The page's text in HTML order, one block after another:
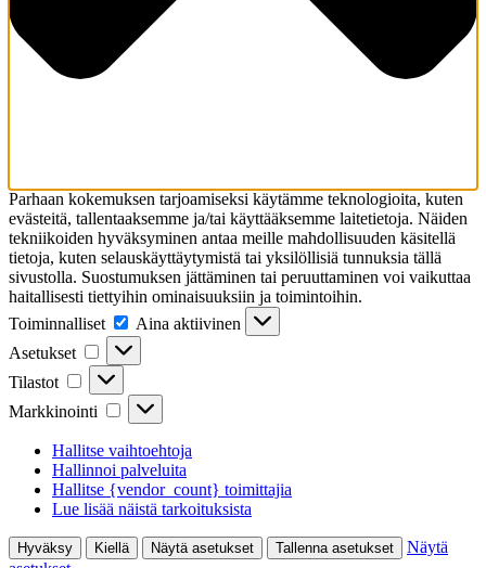
Parhaan kokemuksen tarjoamiseksi käytämme teknologioita, kuten
evästeitä, tallentaaksemme ja/tai käyttääksemme laitetietoja. Näiden
tekniikoiden hyväksyminen antaa meille mahdollisuuden käsitellä
tietoja, kuten selauskäyttäytymistä tai yksilöllisiä tunnuksia tällä
sivustolla. Suostumuksen jättäminen tai peruuttaminen voi vaikuttaa
haitallisesti tiettyihin ominaisuuksiin ja toimintoihin.
Toiminnalliset
Toiminnalliset
Aina aktiivinen
Asetukset
Asetukset
Tilastot Tilastot
Markkinointi Markkinointi
Hallitse vaihtoehtoja
Hallinnoi palveluita
Hallitse {vendor_count} toimittajia
Lue lisää näistä tarkoituksista
Hyväksy Kiellä Näytä asetukset Tallenna asetukset
Näytä